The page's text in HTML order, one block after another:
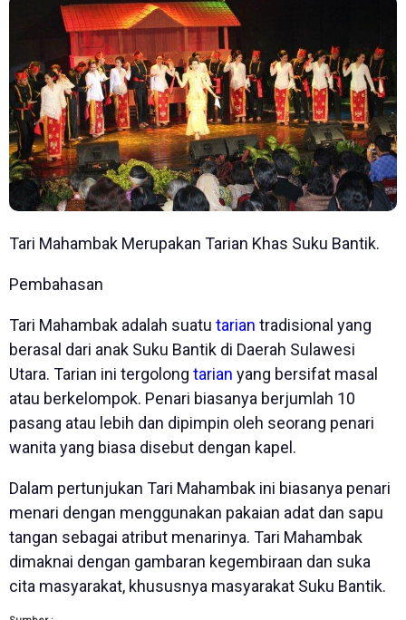
Tari Mahambak Merupakan Tarian Khas Suku Bantik.
Pembahasan
Tari Mahambak adalah suatu tarian tradisional yang
berasal dari anak Suku Bantik di Daerah Sulawesi
Utara. Tarian ini tergolong tarian yang bersifat masal
atau berkelompok. Penari biasanya berjumlah 10
pasang atau lebih dan dipimpin oleh seorang penari
wanita yang biasa disebut dengan kapel.
Dalam pertunjukan Tari Mahambak ini biasanya penari
menari dengan menggunakan pakaian adat dan sapu
tangan sebagai atribut menarinya. Tari Mahambak
dimaknai dengan gambaran kegembiraan dan suka
cita masyarakat, khususnya masyarakat Suku Bantik.